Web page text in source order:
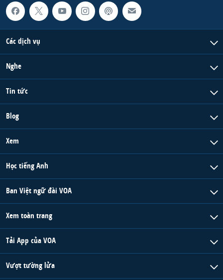
Các dịch vụ
Nghe
Tin tức
Blog
Xem
Học tiếng Anh
Ban Việt ngữ đài VOA
Xem toàn trang
Tải App của VOA
Vượt tường lửa